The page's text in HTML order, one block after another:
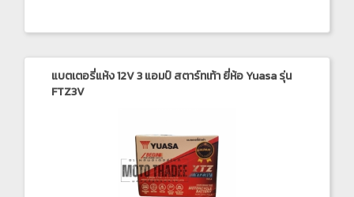
แบตเตอรี่แห้ง 12V 3 แอมป์ สตาร์ทเท้า ยี่ห้อ Yuasa รุ่น
FTZ3V